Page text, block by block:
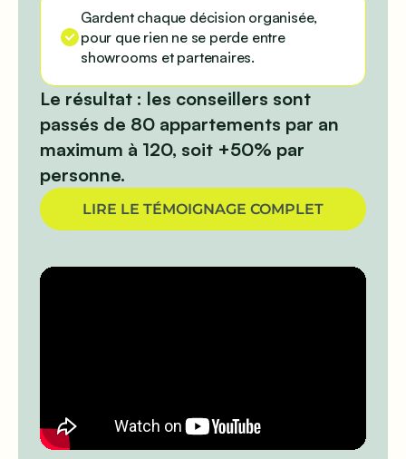
Gardent chaque décision organisée,
pour que rien ne se perde entre
showrooms et partenaires.
Le résultat : les conseillers sont
passés de 80 appartements par an
maximum à 120, soit +50% par
personne.
LIRE LE TÉMOIGNAGE COMPLET